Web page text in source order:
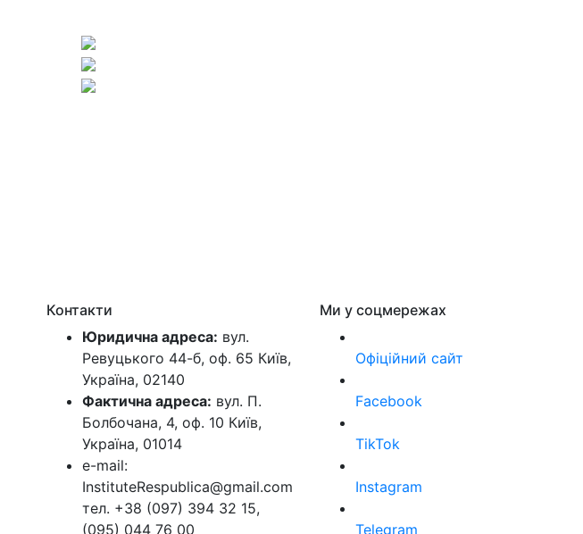
Контакти
Юридична адреса: вул.
Ревуцького 44-б, оф. 65 Київ,
Україна, 02140
Фактична адреса: вул. П.
Болбочана, 4, оф. 10 Київ,
Україна, 01014
e-mail:
InstituteRespublica@gmail.com
тел. +38 (097) 394 32 15,
(095) 044 76 00
Ми у соцмережах
Офіційний сайт
Facebook
TikTok
Instagram
Telegram